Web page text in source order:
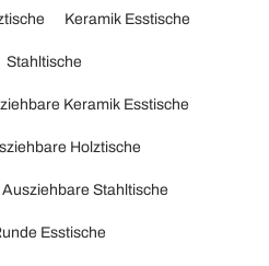
Keramik Esstische
Stahltische
Keramik Esstische
Holztische
Ausziehbare Stahltische
Esstische